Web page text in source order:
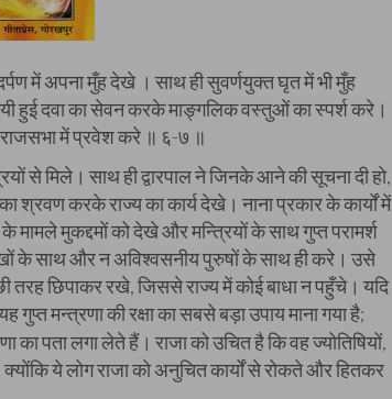
में अपना मुँह देखे । साथ ही सुवर्णयुक्त घृत में भी मुँह
हुई दवा का सेवन करके माङ्गलिक वस्तुओं का स्पर्श करे।
में प्रवेश करे ॥ ६-७ ॥
से मिले। साथ ही द्वारपाल ने जिनके आने की सूचना दी हो,
श्रवण करके राज्य का कार्य देखे। नाना प्रकार के कार्यों में
मुकद्दमों को देखे और मन्त्रियों के साथ गुप्त परामर्श
के साथ और न अविश्वसनीय पुरुषों के साथ ही करे। उसे
तरह छिपाकर रखे, जिससे राज्य में कोई बाधा न पहुँचे। यदि
गुप्त मन्त्रणा की रक्षा का सबसे बड़ा उपाय माना गया है;
का पता लगा लेते हैं। राजा को उचित है कि वह ज्योतिषियों,
क्योंकि ये लोग राजा को अनुचित कार्यों से रोकते और हितकर